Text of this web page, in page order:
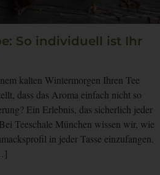
So individuell ist Ihr
kalten Wintermorgen Ihren Tee
dass das Aroma einfach nicht so
Ein Erlebnis, das sicherlich jeder
Teeschale München wissen wir, wie
in jeder Tasse einzufangen.